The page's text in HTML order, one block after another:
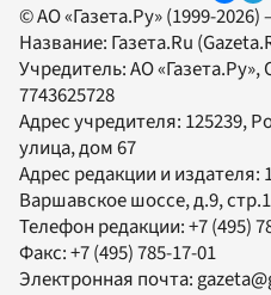
© АО «Газета.Ру» (1999-
Название: Газета.Ru
Учредитель:АО «Газета.Ру»,
7743625728
Адрес учредителя: 125239,
улица, дом 67
Адрес редакции и издателя:
Варшавское шоссе, д.9, стр.1
Телефон редакции:+7 (495)
Факс:+7 (495) 785-17-01
Электронная почта: